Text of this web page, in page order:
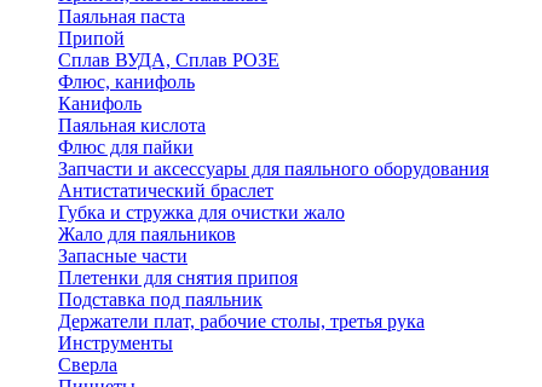
Паяльная паста
Припой
Сплав ВУДА, Сплав РОЗЕ
Флюс, канифоль
Канифоль
Паяльная кислота
Флюс для пайки
Запчасти и аксессуары для паяльного оборудования
Антистатический браслет
Губка и стружка для очистки жало
Жало для паяльников
Запасные части
Плетенки для снятия припоя
Подставка под паяльник
Держатели плат, рабочие столы, третья рука
Инструменты
Сверла